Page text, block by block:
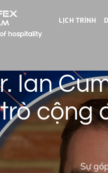
LỊCH TRÌNH
Ian
trò cộng
Sự